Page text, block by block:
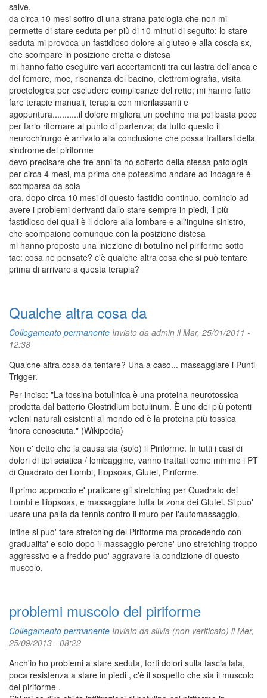
salve,
da circa 10 mesi soffro di una strana patologia che non mi
permette di stare seduta per più di 10 minuti di seguito: lo stare
seduta mi provoca un fastidioso dolore al gluteo e alla coscia sx,
che scompare in posizione eretta e distesa
mi hanno fatto eseguire vari accertamenti tra cui lastra dell'anca e
del femore, moc, risonanza del bacino, elettromiografia, visita
proctologica per escludere complicanze del retto; mi hanno fatto
fare terapie manuali, terapia con miorilassanti e
agopuntura...........il dolore migliora un pochino ma poi basta poco
per farlo ritornare al punto di partenza; da tutto questo il
neurochirurgo è arrivato alla conclusione che possa trattarsi della
sindrome del piriforme
devo precisare che tre anni fa ho sofferto della stessa patologia
per circa 4 mesi, ma prima che potessimo andare ad indagare è
scomparsa da sola
ora, dopo circa 10 mesi di questo fastidio continuo, comincio ad
avere i problemi derivanti dallo stare sempre in piedi, il più
fastidioso dei quali è il dolore alla lombare e all'inguine sinistro,
che scompaiono comunque con la posizione distesa
mi hanno proposto una iniezione di botulino nel piriforme sotto
tac: cosa ne pensate? c'è qualche altra cosa che si può tentare
prima di arrivare a questa terapia?
Qualche altra cosa da
Collegamento permanente Inviato da admin il Mar, 25/01/2011 -
12:38
Qualche altra cosa da tentare? Una a caso... massaggiare i Punti
Trigger.
Per inciso: "La tossina botulinica è una proteina neurotossica
prodotta dal batterio Clostridium botulinum. È uno dei più potenti
veleni naturali esistenti al mondo ed è la proteina più tossica
finora conosciuta." (Wikipedia)
Non e' detto che la causa sia (solo) il Piriforme. In tutti i casi di
dolori di tipi sciatica / lombaggine, vanno trattati come minimo i PT
di Quadrato dei Lombi, Iliopsoas, Glutei, Piriforme.
Il primo approccio e' praticare gli stretching per Quadrato dei
Lombi e Iliopsoas, e massaggiare tutta la zona dei Glutei. Si puo'
usare una palla da tennis contro il muro per l'automassaggio.
Infine si puo' fare stretching del Piriforme ma procedendo con
gradualita' e solo dopo il massaggio perche' uno stretching troppo
aggressivo e a freddo puo' aggravare la condizione di questo
muscolo.
problemi muscolo del piriforme
Collegamento permanente Inviato da silvia (non verificato) il Mer,
25/09/2013 - 08:22
Anch'io ho problemi a stare seduta, forti dolori sulla fascia lata,
poca resistenza a stare in piedi , c'è il sospetto che sia il muscolo
del piriforme .